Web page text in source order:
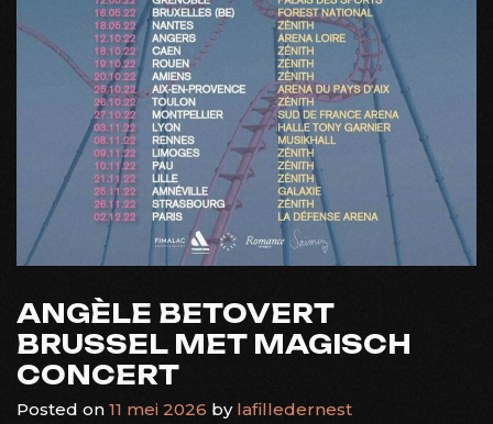
ANGÈLE BETOVERT
BRUSSEL MET MAGISCH
CONCERT
Posted on 11 mei 2026 by lafilledernest